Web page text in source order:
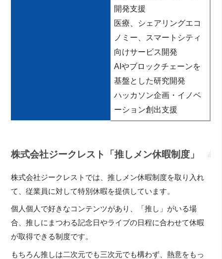
開発支援
医療、シェアリングエコ
ノミー、スマートシティ
向けサービス開発
AIやブロックチェーンを
基盤とした研究開発
ハッカソン企画・イノベ
ーション創出支援
株式会社ジークレスト「推しメン休暇制度」
株式会社ジークレストでは、推しメン休暇制度を取り入れ
て、従業員に対して特別休暇を提供しています。
個人個人で好きなコンテンツがあり、「推し」がいる場
合、推しにまつわる記念日やライブの日程に合わせて休暇
が取得できる制度です。
もちろん推しは二次元でも三次元でも構わず、熱意をもっ